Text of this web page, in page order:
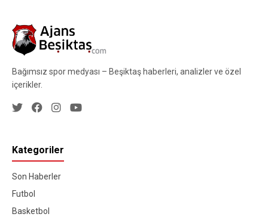
Bağımsız spor medyası – Beşiktaş haberleri, analizler ve özel
içerikler.
Kategoriler
Son Haberler
Futbol
Basketbol